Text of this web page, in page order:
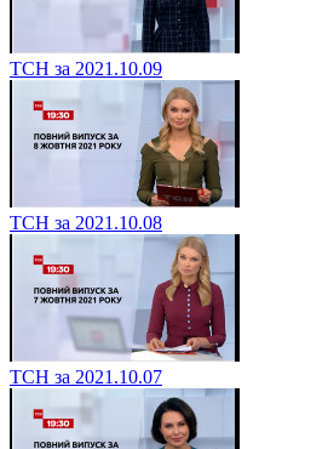
ТСН за 2021.10.09
ТСН за 2021.10.08
ТСН за 2021.10.07